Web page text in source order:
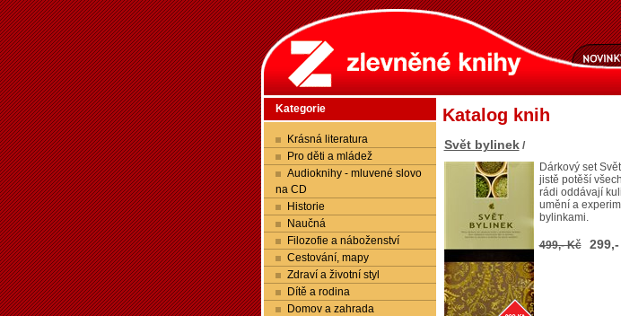
Kategorie
Krásná literatura
Pro děti a mládež
Audioknihy - mluvené slovo
na CD
Historie
Naučná
Filozofie a náboženství
Cestování, mapy
Zdraví a životní styl
Dítě a rodina
Domov a zahrada
Katalog knih
Svět bylinek/
Dárkový set
jistě potěší
rádi oddávají
umění a
bylinkami.
499,- Kč